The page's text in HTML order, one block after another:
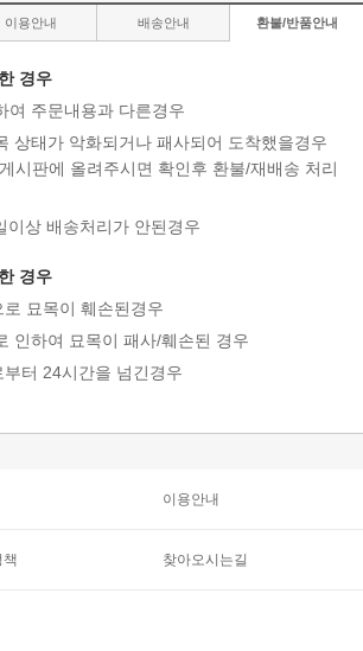
이용안내 배송안내 환불/반품안내
경우
여 주문내용과 다른경우
상태가 악화되거나 패사되어 도착했을경우
시판에 올려주시면 확인후 환불/재배송 처리
이상 배송처리가 안된경우
경우
묘목이 훼손된경우
인하여 묘목이 패사/훼손된 경우
터 24시간을 넘긴경우
이용안내
책 찾아오시는길